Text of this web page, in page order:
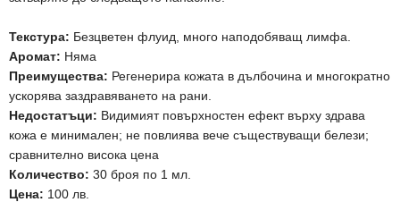
Текстура: Безцветен флуид, много наподобяващ лимфа.
Аромат: Няма
Преимущества: Регенерира кожата в дълбочина и многократно
ускорява заздравяването на рани.
Недостатъци: Видимият повърхностен ефект върху здрава
кожа е минимален; не повлиява вече съществуващи белези;
сравнително висока цена
Количество: 30 броя по 1 мл.
Цена: 100 лв.